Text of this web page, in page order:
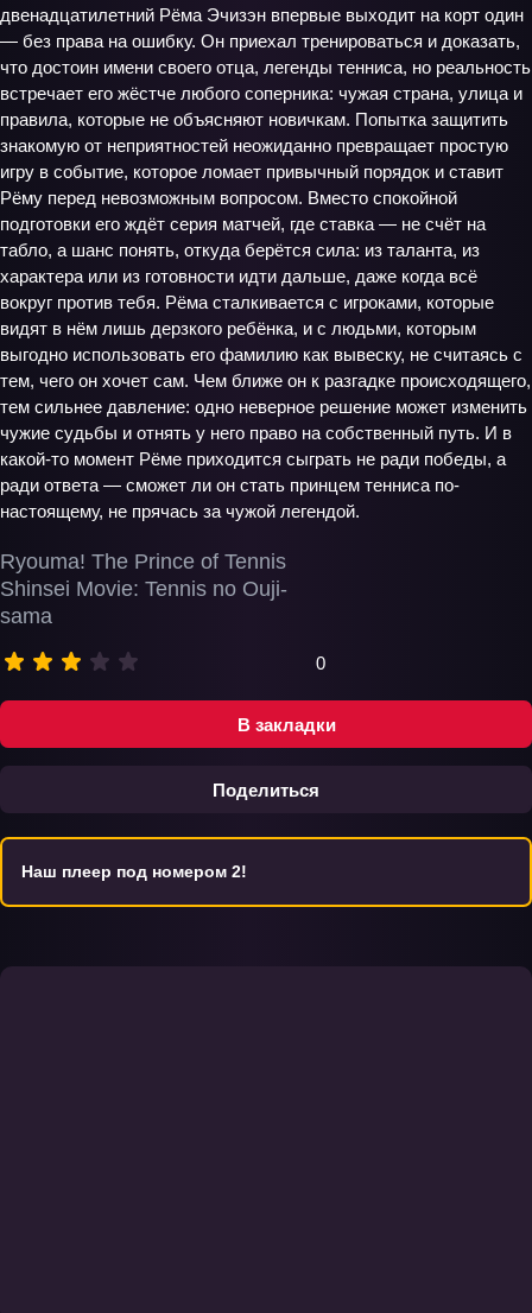
В закладки
Поделиться
Ryouma! The Prince of Tennis
Shinsei Movie: Tennis no Ouji-
sama
0
двенадцатилетний Рёма Эчизэн впервые выходит на корт один
— без права на ошибку. Он приехал тренироваться и доказать,
что достоин имени своего отца, легенды тенниса, но реальность
встречает его жёстче любого соперника: чужая страна, улица и
правила, которые не объясняют новичкам. Попытка защитить
знакомую от неприятностей неожиданно превращает простую
игру в событие, которое ломает привычный порядок и ставит
Рёму перед невозможным вопросом. Вместо спокойной
подготовки его ждёт серия матчей, где ставка — не счёт на
табло, а шанс понять, откуда берётся сила: из таланта, из
характера или из готовности идти дальше, даже когда всё
вокруг против тебя. Рёма сталкивается с игроками, которые
видят в нём лишь дерзкого ребёнка, и с людьми, которым
выгодно использовать его фамилию как вывеску, не считаясь с
тем, чего он хочет сам. Чем ближе он к разгадке происходящего,
тем сильнее давление: одно неверное решение может изменить
чужие судьбы и отнять у него право на собственный путь. И в
какой-то момент Рёме приходится сыграть не ради победы, а
ради ответа — сможет ли он стать принцем тенниса по-
настоящему, не прячась за чужой легендой.
Наш плеер под номером 2!